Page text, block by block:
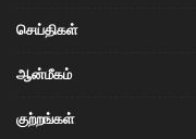
செய்திகள்
ஆன்மீகம்
குற்றங்கள்